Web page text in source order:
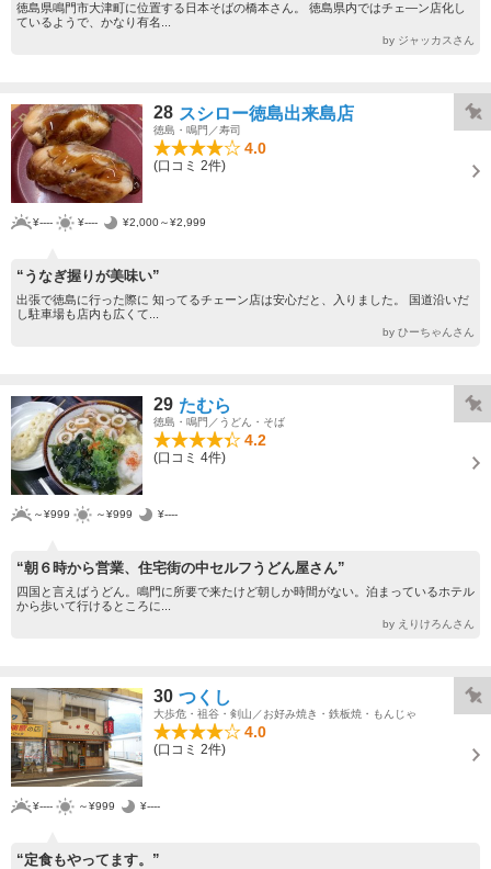
徳島県鳴門市大津町に位置する日本そばの橋本さん。 徳島県内ではチェ―ン店化し
ているようで、かなり有名...
by ジャッカスさん
28 スシロー徳島出来島店
徳島・鳴門／寿司
4.0
(口コミ 2件)
¥---- ¥---- ¥2,000～¥2,999
“うなぎ握りが美味い”
出張で徳島に行った際に 知ってるチェーン店は安心だと、入りました。 国道沿いだ
し駐車場も店内も広くて...
by ひーちゃんさん
29 たむら
徳島・鳴門／うどん・そば
4.2
(口コミ 4件)
～¥999 ～¥999 ¥----
“朝６時から営業、住宅街の中セルフうどん屋さん”
四国と言えばうどん。鳴門に所要で来たけど朝しか時間がない。泊まっているホテル
から歩いて行けるところに...
by えりけろんさん
30 つくし
大歩危・祖谷・剣山／お好み焼き・鉄板焼・もんじゃ
4.0
(口コミ 2件)
¥---- ～¥999 ¥----
“定食もやってます。”